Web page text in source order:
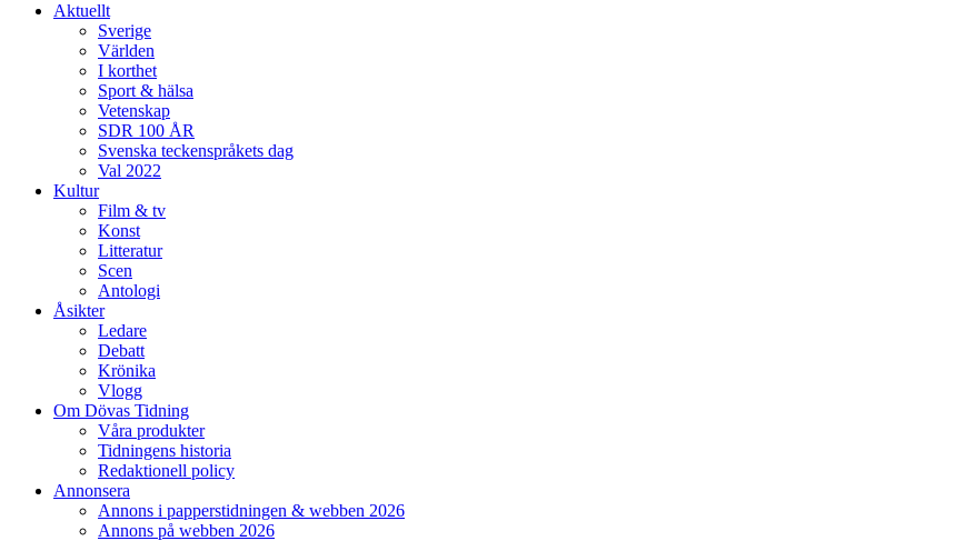
Aktuellt
Sverige
Världen
I korthet
Sport & hälsa
Vetenskap
SDR 100 ÅR
Svenska teckenspråkets dag
Val 2022
Kultur
Film & tv
Konst
Litteratur
Scen
Antologi
Åsikter
Ledare
Debatt
Krönika
Vlogg
Om Dövas Tidning
Våra produkter
Tidningens historia
Redaktionell policy
Annonsera
Annons i papperstidningen & webben 2026
Annons på webben 2026